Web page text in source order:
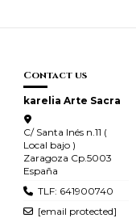
Contact us
karelia Arte Sacra
C/ Santa Inés n.11 (
Local bajo )
Zaragoza Cp.5003
España
TLF: 641900740
[email protected]